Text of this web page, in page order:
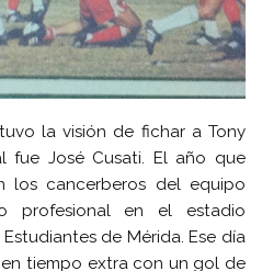
la visión de fichar a Tony
fue José Cusati. El año que
los cancerberos del equipo
profesional en el estadio
de Mérida. Ese día
tiempo extra con un gol de